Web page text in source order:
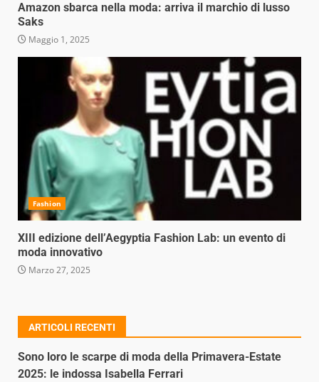
Amazon sbarca nella moda: arriva il marchio di lusso
Saks
Maggio 1, 2025
Fashion
XIII edizione dell’Aegyptia Fashion Lab: un evento di
moda innovativo
Marzo 27, 2025
ARTICOLI RECENTI
Sono loro le scarpe di moda della Primavera-Estate
2025: le indossa Isabella Ferrari